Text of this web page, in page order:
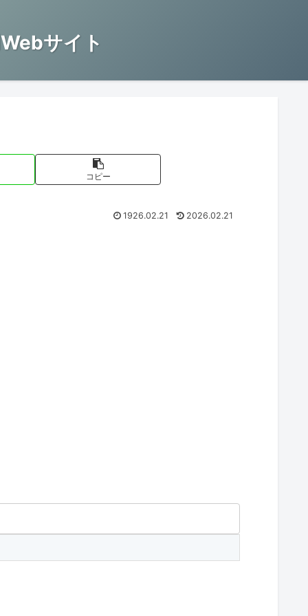
サイト
コピー
1926.02.21 2026.02.21